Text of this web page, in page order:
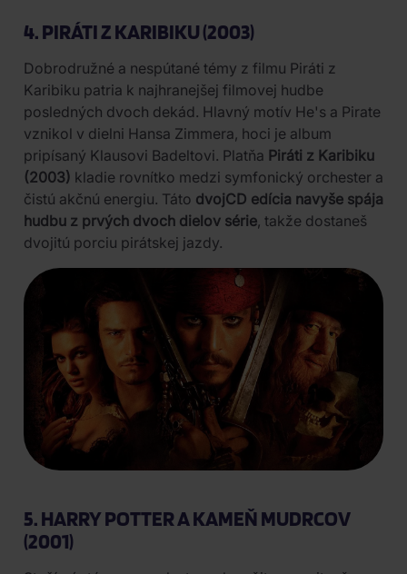
4. PIRÁTI Z KARIBIKU (2003)
Dobrodružné a nespútané témy z filmu Piráti z
Karibiku patria k najhranejšej filmovej hudbe
posledných dvoch dekád. Hlavný motív He's a Pirate
vznikol v dielni Hansa Zimmera, hoci je album
pripísaný Klausovi Badeltovi. Platňa Piráti z Karibiku
(2003) kladie rovnítko medzi symfonický orchester a
čistú akčnú energiu. Táto dvojCD edícia navyše spája
hudbu z prvých dvoch dielov série, takže dostaneš
dvojitú porciu pirátskej jazdy.
5. HARRY POTTER A KAMEŇ MUDRCOV
(2001)